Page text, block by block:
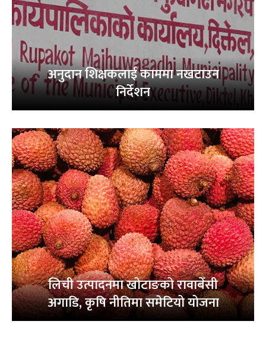
अनुदान शिक्षकलाई काममा नखटाउन
निर्देशन
लिची उत्पादनमा खोटाङको रावाबेँसी
अगाडि, कृषि नीतिमा समेटियो योजना